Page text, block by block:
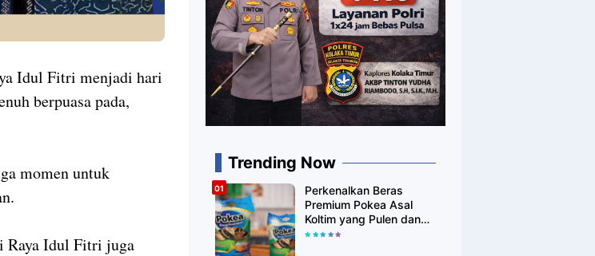
Idul Fitri menjadi hari
berpuasa pada,
momen untuk
Raya Idul Fitri juga
Trending Now
Perkenalkan Beras
Premium Pokea Asal
Koltim yang Pulen dan
Putih Alami